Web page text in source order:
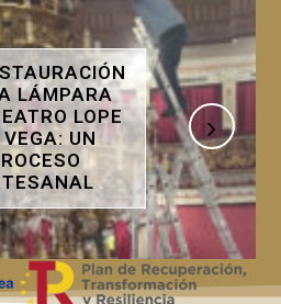
RESTAURACIÓN DE
DORADOS CON PAN
DE ORO: UN ARTE
QUE DEVUELVE EL
ESPLENDOR